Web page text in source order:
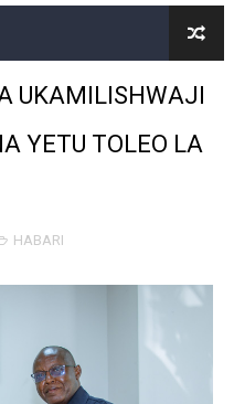
CHA FURSA ZA
YA MWAKILISHI
JANA’
YA KUPUNGUZA
taarifa za utendaji wa
UKAMILISHWAJI
YETU TOLEO LA
HABARI